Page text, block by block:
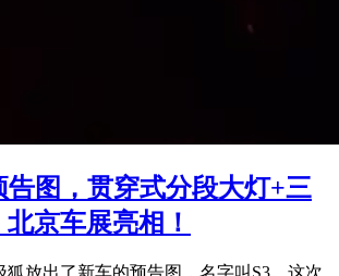
告图，贯穿式分段大灯+三
京车展亮相！
狐放出了新车的预告图，名字叫S3。这次